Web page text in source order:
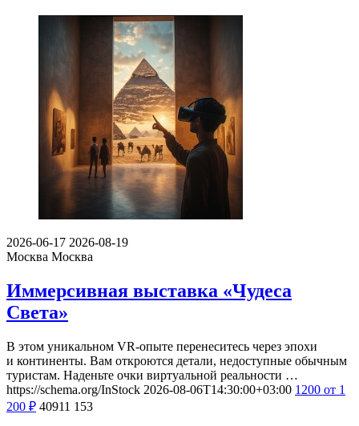
2026-06-17 2026-08-19
Москва Москва
Иммерсивная выставка «Чудеса
Света»
В этом уникальном VR-опыте перенеситесь через эпохи
и континенты. Вам откроются детали, недоступные обычным
туристам. Наденьте очки виртуальной реальности …
https://schema.org/InStock 2026-08-06T14:30:00+03:00 1200 от 1
200 ₽ 40911 153